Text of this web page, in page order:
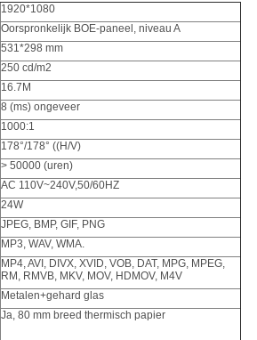
1920*1080
Oorspronkelijk BOE-paneel, niveau A
531*298 mm
250 cd/m2
16.7M
8 (ms) ongeveer
1000:1
178°/178° ((H/V)
> 50000 (uren)
AC 110V~240V,50/60HZ
24W
JPEG, BMP, GIF, PNG
MP3, WAV, WMA.
MP4, AVI, DIVX, XVID, VOB, DAT, MPG, MPEG,
RM, RMVB, MKV, MOV, HDMOV, M4V
Metalen+gehard glas
Ja, 80 mm breed thermisch papier